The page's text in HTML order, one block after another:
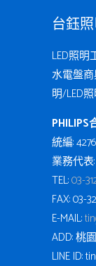
台鈺
LED照
水電盤
明/LED
PHILIPS
統編:
業務代
TEL:03-
FAX: 03-
E-MAIL:
ADD: 桃
LINE ID: